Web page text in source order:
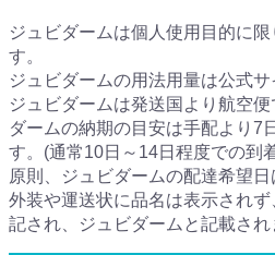
ジュビダームは個人使用目的に
す。
ジュビダームの用法用量は公式サ
ジュビダームは発送国より航空
ダームの納期の目安は手配より7
す。(通常10日～14日程度での到
原則、ジュビダームの配達希望日
外装や運送状に品名は表示され
記され、ジュビダームと記載され